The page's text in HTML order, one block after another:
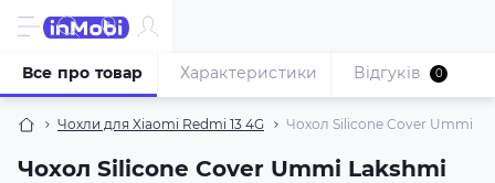
Чохли для Xiaomi Redmi 13 4G Чохол Silicone Cover Ummi
Чохол Silicone Cover Ummi Lakshmi
Все про товар Характеристики Відгуків 0